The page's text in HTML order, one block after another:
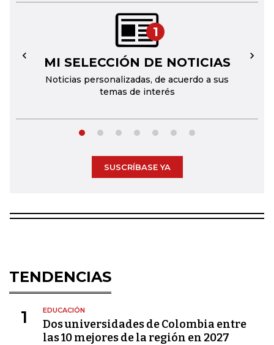
1
MI SELECCIÓN DE NOTICIAS
Noticias personalizadas, de acuerdo a sus
temas de interés
← →
SUSCRÍBASE YA
TENDENCIAS
1 EDUCACIÓN
Dos universidades de Colombia entre
las 10 mejores de la región en 2027